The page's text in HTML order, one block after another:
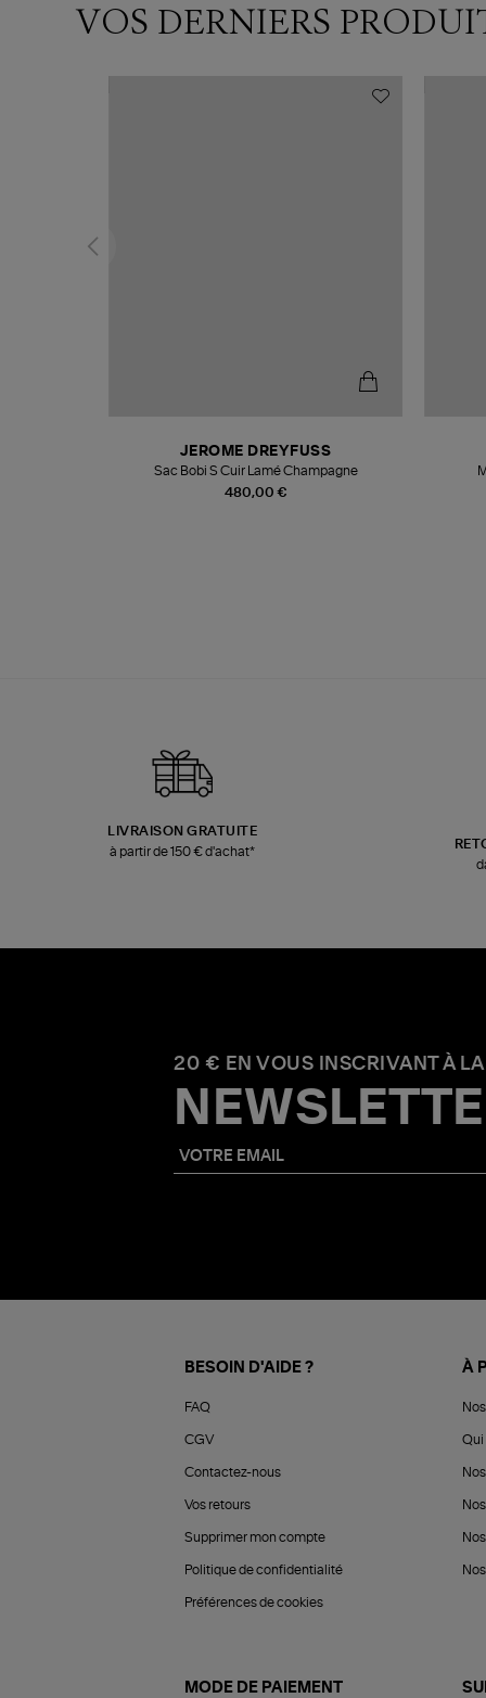
VOS DERNIERS
480,00 €
JEROME DREYFUSS
Sac Bobi S Cuir Lamé Champagne
LIVRAISON GRATUITE
à partir de 150 € d'achat*
20 € EN VOUS INSCRIVANT À LA
BESOIN D'AIDE ?
FAQ
CGV
Contactez-nous
Vos retours
Supprimer mon compte
Politique de confidentialité
Préférences de cookies
À
Qui
MODE DE PAIEMENT